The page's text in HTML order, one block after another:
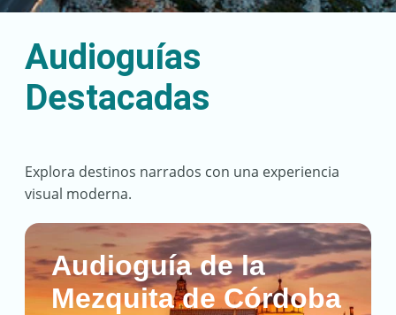
Audioguías
Destacadas
Explora destinos narrados con una experiencia
visual moderna.
Audioguía de la
Mezquita de Córdoba